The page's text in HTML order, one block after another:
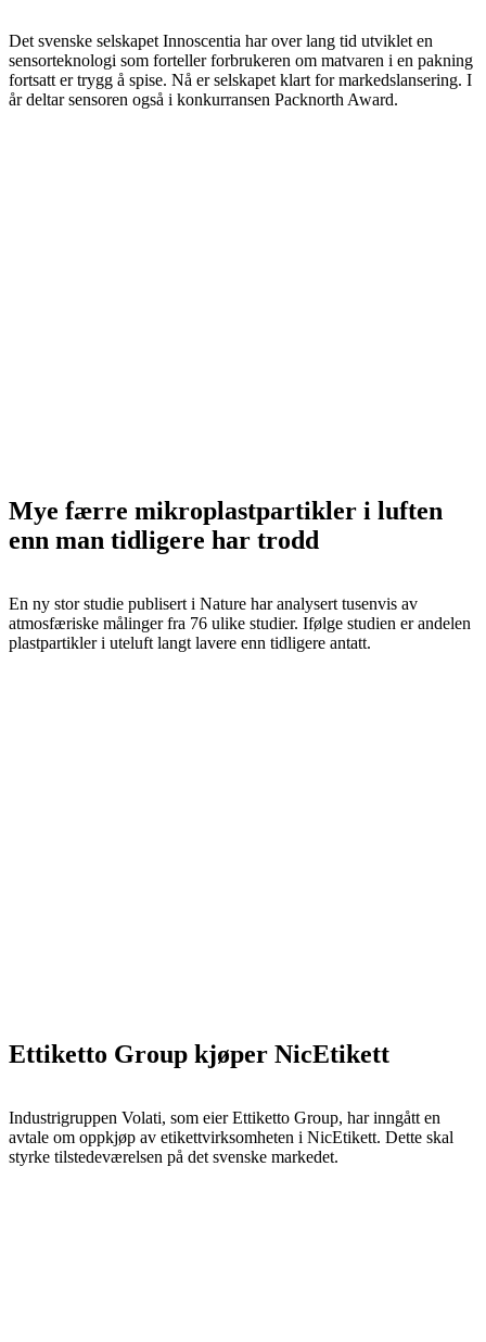
Det svenske selskapet Innoscentia har over lang tid utviklet en
sensorteknologi som forteller forbrukeren om matvaren i en pakning
fortsatt er trygg å spise. Nå er selskapet klart for markedslansering. I
år deltar sensoren også i konkurransen Packnorth Award.
Mye færre mikroplastpartikler i luften
enn man tidligere har trodd
En ny stor studie publisert i Nature har analysert tusenvis av
atmosfæriske målinger fra 76 ulike studier. Ifølge studien er andelen
plastpartikler i uteluft langt lavere enn tidligere antatt.
Ettiketto Group kjøper NicEtikett
Industrigruppen Volati, som eier Ettiketto Group, har inngått en
avtale om oppkjøp av etikettvirksomheten i NicEtikett. Dette skal
styrke tilstedeværelsen på det svenske markedet.